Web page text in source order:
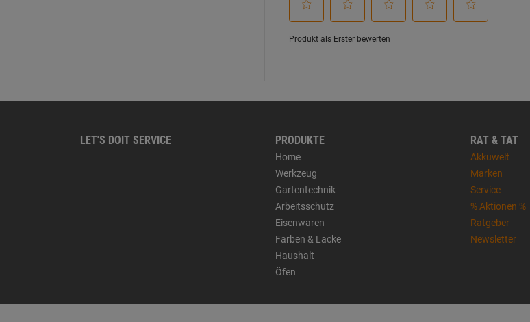
LET'S DOIT SERVICE PRODUKTE
Home
Werkzeug
Gartentechnik
Arbeitsschutz
Eisenwaren
Farben & Lacke
Haushalt
Öfen
RAT & TAT
Akkuwelt
Marken
Service
% Aktionen %
Ratgeber
Newsletter